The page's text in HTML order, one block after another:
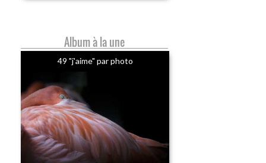
Album à la une
49 "j'aime" par photo